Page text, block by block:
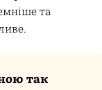
та
так